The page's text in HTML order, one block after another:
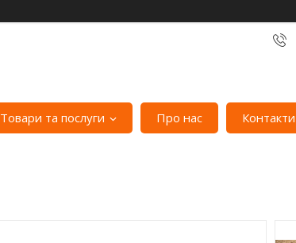
Товари та послуги Про нас Контакти